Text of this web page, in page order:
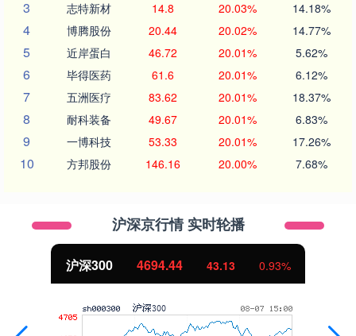
3 志特新材 14.8 20.03% 14.18%
4 博腾股份 20.44 20.02% 14.77%
5 近岸蛋白 46.72 20.01% 5.62%
6 毕得医药 61.6 20.01% 6.12%
7 五洲医疗 83.62 20.01% 18.37%
8 耐科装备 49.67 20.01% 6.83%
9 一博科技 53.33 20.01% 17.26%
10 方邦股份 146.16 20.00% 7.68%
沪深京行情 实时轮播
沪深300 4694.44 43.13 0.93%